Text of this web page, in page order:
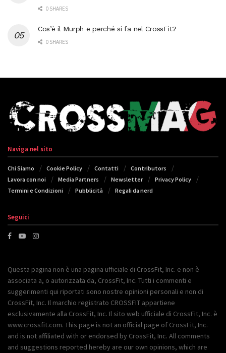
0 SHARES
Cos’è il Murph e perché si fa nel CrossFit?
0 SHARES
Naviga nel sito
Chi Siamo Cookie Policy Contatti
Contributors
Lavora con noi
Media Partners Newsletter
Privacy Policy
Termini e Condizioni
Pubblicità Regali da nerd
Seguici
Questa pagina non è una pagina ufficiale di CrossFit, Inc. e non è
associata a, o autorizzata da, CrossFit, Inc. Tutti i commenti e
suggerimenti qui riportati sono nostre opinioni personali e non di
CrossFit, Inc. Il marchio registrato CROSSFIT appartiene
esclusivamente alla CrossFit, Inc. Il sito web ufficiale di CrossFit, Inc. è
www.crossfit.com. This page is not an official page of CrossFit, Inc.
and is not affiliated with or endorsed by CrossFit, Inc. All comments
and suggestions reported hereby are our own opinions, which are